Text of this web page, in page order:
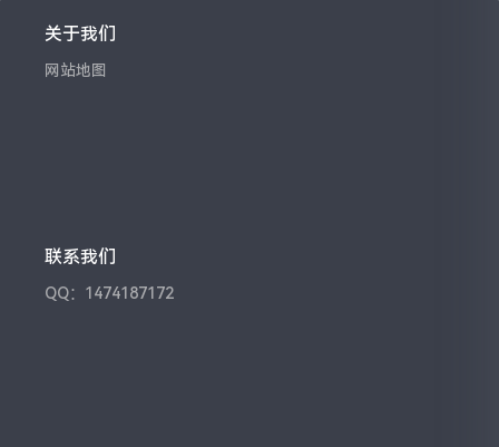
关于我们
网站地图
联系我们
QQ：1474187172